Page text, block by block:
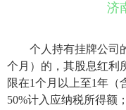
济
个人持有挂牌公司的
个月）的，其股息红利
限在1个月以上至1年（
50%计入应纳税所得额